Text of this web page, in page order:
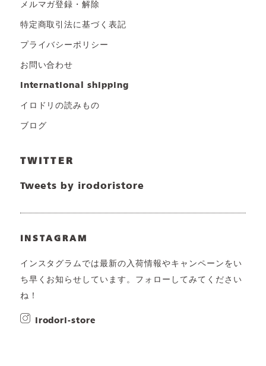
メルマガ登録・解除
特定商取引法に基づく表記
プライバシーポリシー
お問い合わせ
international shipping
イロドリの読みもの
ブログ
TWITTER
Tweets by irodoristore
INSTAGRAM
インスタグラムでは最新の入荷情報やキャンペーンをい
ち早くお知らせしています。フォローしてみてください
ね！
irodori-store